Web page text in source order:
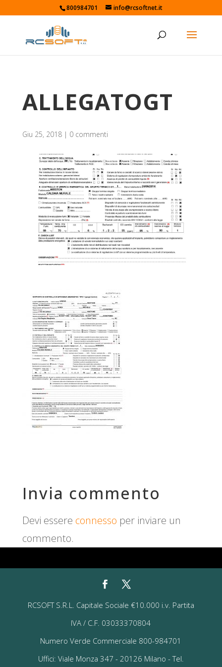
800984701 info@rcsoftnet.it
ALLEGATOGT
Giu 25, 2018| 0 commenti
Invia commento
Devi essere connesso per inviare un
commento.
RCSOFT S.R.L. Capitale Sociale €10.000 i.v. Partita
IVA / C.F. 03033370804
Numero Verde Commerciale 800-984701
Uffici: Viale Monza 347 - 20126 Milano - Tel.